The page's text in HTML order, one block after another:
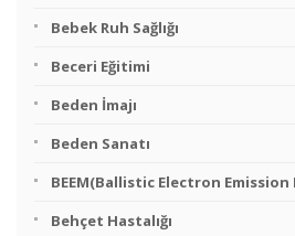
Bebek Ruh Sağlığı
Beceri Eğitimi
Beden İmajı
Beden Sanatı
BEEM(Ballistic Electron
Behçet Hastalığı